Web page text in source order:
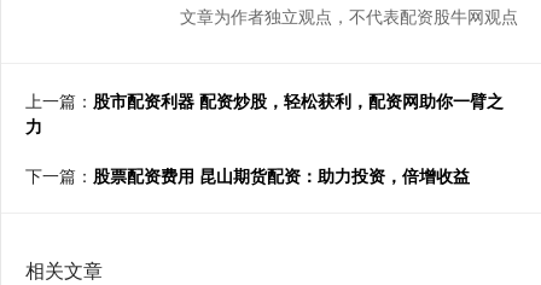
文章为作者独立观点，不代表配资股牛网观点
上一篇： 股市配资利器 配资炒股，轻松获利，配资网助你一臂之
力
下一篇： 股票配资费用 昆山期货配资：助力投资，倍增收益
相关文章